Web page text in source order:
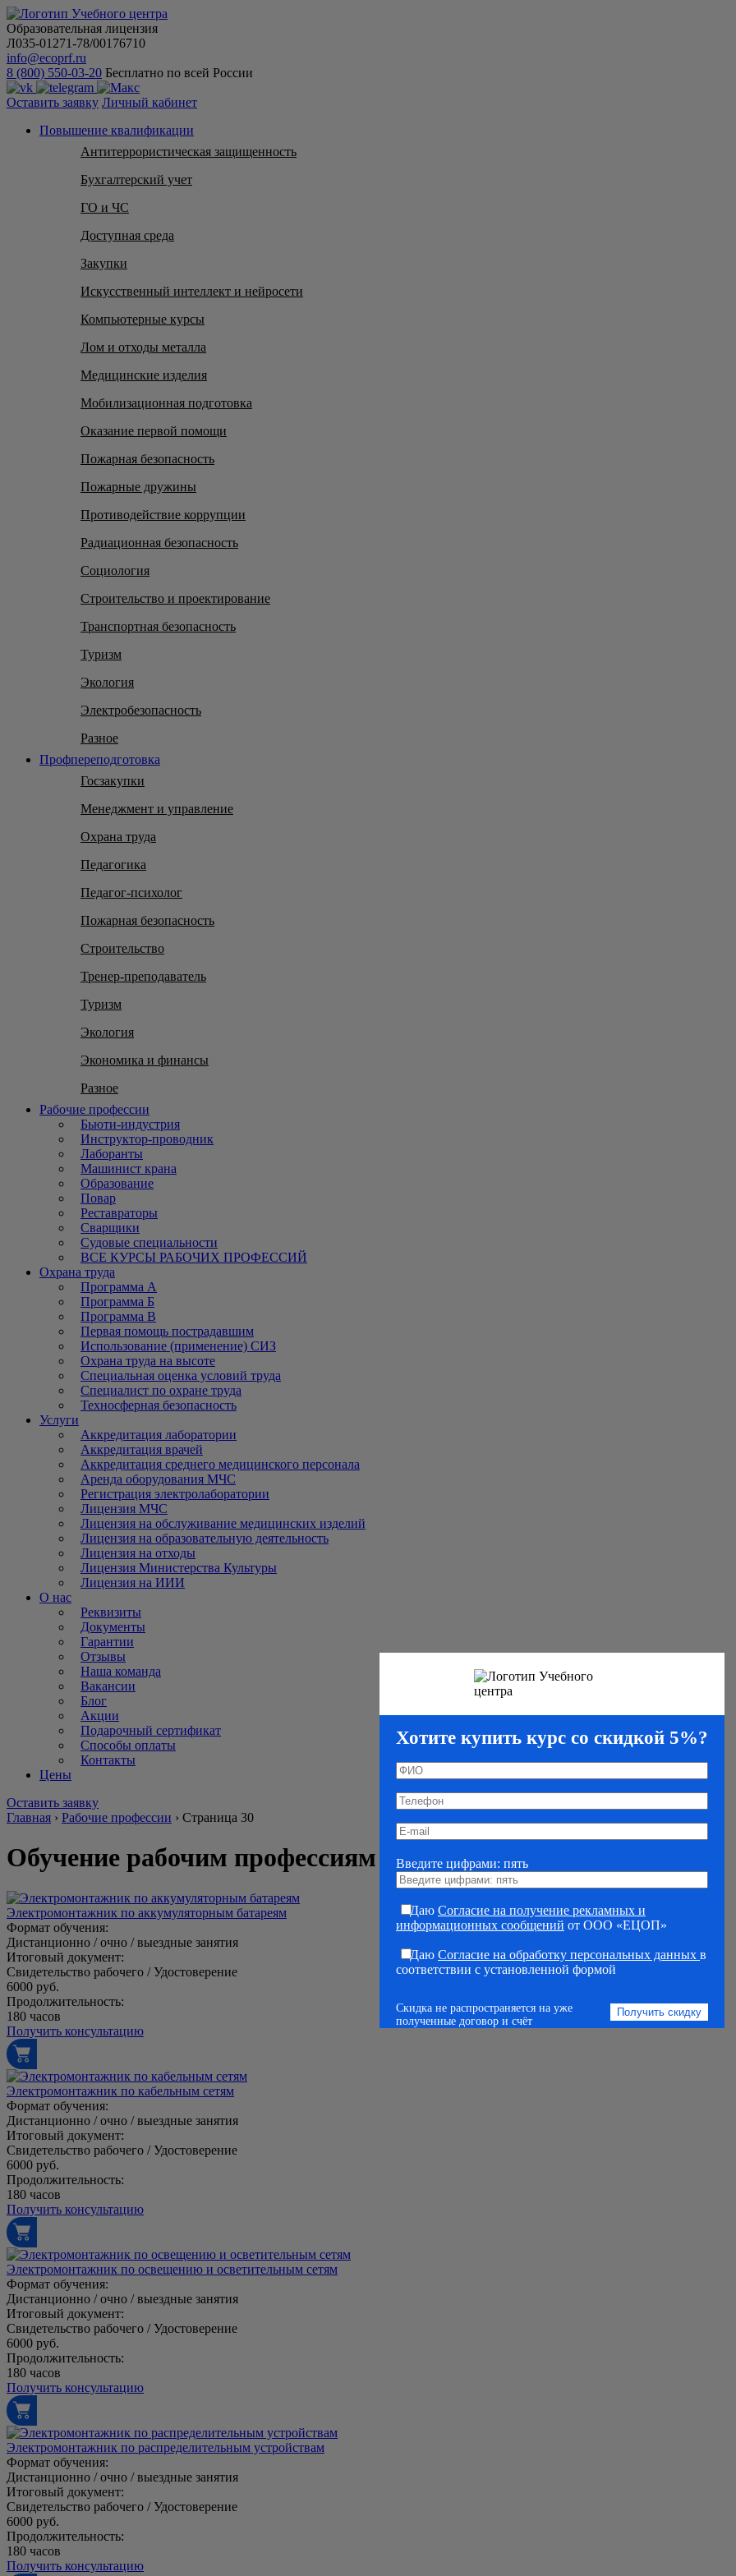
Образовательная лицензия
Л035-01271-78/00176710
info@ecoprf.ru
8 (800) 550-03-20 Бесплатно по всей России
Оставить заявку Личный кабинет
Повышение квалификации
Антитеррористическая защищенность
Бухгалтерский учет
ГО и ЧС
Доступная среда
Закупки
Искусственный интеллект и нейросети
Компьютерные курсы
Лом и отходы металла
Медицинские изделия
Мобилизационная подготовка
Оказание первой помощи
Пожарная безопасность
Пожарные дружины
Противодействие коррупции
Радиационная безопасность
Социология
Строительство и проектирование
Транспортная безопасность
Туризм
Экология
Электробезопасность
Разное
Профпереподготовка
Госзакупки
Менеджмент и управление
Охрана труда
Педагогика
Педагог-психолог
Пожарная безопасность
Строительство
Тренер-преподаватель
Туризм
Экология
Экономика и финансы
Разное
Рабочие профессии
Бьюти-индустрия
Инструктор-проводник
Лаборанты
Машинист крана
Образование
Повар
Реставраторы
Сварщики
Судовые специальности
ВСЕ КУРСЫ РАБОЧИХ ПРОФЕССИЙ
Охрана труда
Программа А
Программа Б
Программа В
Первая помощь пострадавшим
Использование (применение) СИЗ
Охрана труда на высоте
Специальная оценка условий труда
Специалист по охране труда
Техносферная безопасность
Услуги
Аккредитация лаборатории
Аккредитация врачей
Аккредитация среднего медицинского персонала
Аренда оборудования МЧС
Регистрация электролаборатории
Лицензия МЧС
Лицензия на обслуживание медицинских изделий
Лицензия на образовательную деятельность
Лицензия на отходы
Лицензия Министерства Культуры
Лицензия на ИИИ
О нас
Реквизиты
Документы
Гарантии
Отзывы
Наша команда
Вакансии
Блог
Акции
Подарочный сертификат
Способы оплаты
Контакты
Цены
Оставить заявку
Главная › Рабочие профессии › Страница 30
Обучение рабочим профессиям
Электромонтажник по аккумуляторным батареям
Формат обучения:
Дистанционно / очно / выездные занятия
Итоговый документ:
Свидетельство рабочего / Удостоверение
6000 руб.
Продолжительность:
180 часов
Получить консультацию
Электромонтажник по кабельным сетям
Формат обучения:
Дистанционно / очно / выездные занятия
Итоговый документ:
Свидетельство рабочего / Удостоверение
6000 руб.
Продолжительность:
180 часов
Получить консультацию
Электромонтажник по освещению и осветительным сетям
Формат обучения:
Дистанционно / очно / выездные занятия
Итоговый документ:
Свидетельство рабочего / Удостоверение
6000 руб.
Продолжительность:
180 часов
Получить консультацию
Электромонтажник по распределительным устройствам
Формат обучения:
Дистанционно / очно / выездные занятия
Итоговый документ:
Свидетельство рабочего / Удостоверение
6000 руб.
Продолжительность:
180 часов
Получить консультацию
Хотите купить курс со скидкой 5%?
Введите цифрами: пять
Даю Согласие на получение рекламных и
информационных сообщений от ООО «ЕЦОП»
Даю Согласие на обработку персональных данных в
соответствии с установленной формой
Скидка не распространяется на уже
полученные договор и счёт